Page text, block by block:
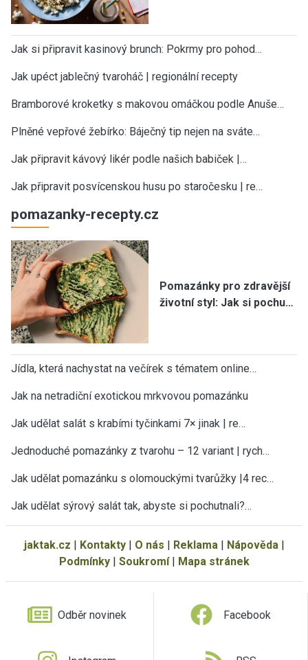
Jak si připravit kasinový brunch: Pokrmy pro pohod…
Jak upéct jablečný tvaroháč | regionální recepty
Bramborové kroketky s makovou omáčkou podle Anuše…
Plněné vepřové žebírko: Báječný tip nejen na sváte…
Jak připravit kávový likér podle našich babiček |…
Jak připravit posvícenskou husu po staročesku | re…
pomazanky-recepty.cz
Pomazánky pro zdravější
životní styl: Jak si pochu…
Jídla, která nachystat na večírek s tématem online…
Jak na netradiční exotickou mrkvovou pomazánku
Jak udělat salát s krabími tyčinkami 7× jinak | re…
Jednoduché pomazánky z tvarohu – 12 variant | rych…
Jak udělat pomazánku s olomouckými tvarůžky |4 rec…
Jak udělat sýrový salát tak, abyste si pochutnali?…
jaktak.cz | Kontakty| O nás | Reklama| Nápověda|
Podmínky| Soukromí| Mapa stránek
Odběr novinek Facebook